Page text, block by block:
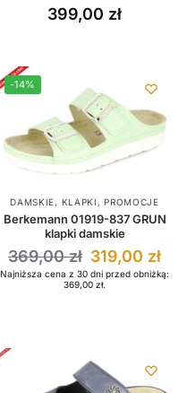
399,00 zł
-14%
DAMSKIE, KLAPKI , PROMOCJE
Berkemann 01919-837 GRUN
klapki damskie
369,00zł 319,00 zł
Najniższa cena z 30 dni przed obniżką:
369,00 zł.